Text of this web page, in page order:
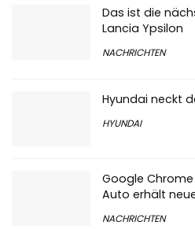
Das ist die
Lancia Ypsilon
NACHRICHTEN
Hyundai neckt
HYUNDAI
Auto erhält